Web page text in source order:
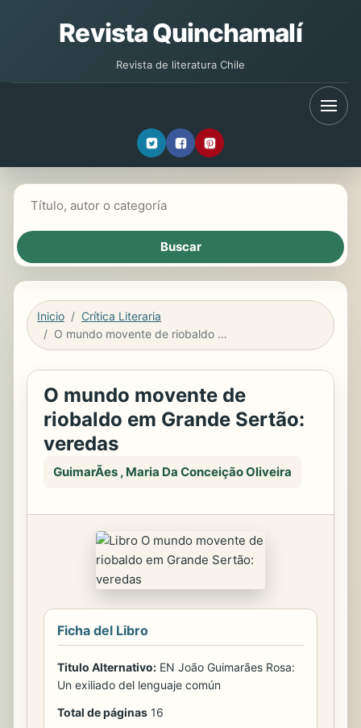
Revista Quinchamalí
Revista de literatura Chile
Inicio
Crítica Literaria
O mundo movente de riobaldo em Grande Sertão: veredas
O mundo movente de
riobaldo em Grande Sertão:
veredas
GuimarÃes , Maria Da Conceição Oliveira
Ficha del Libro
Titulo Alternativo: EN João Guimarães Rosa:
Un exiliado del lenguaje común
Total de páginas 16